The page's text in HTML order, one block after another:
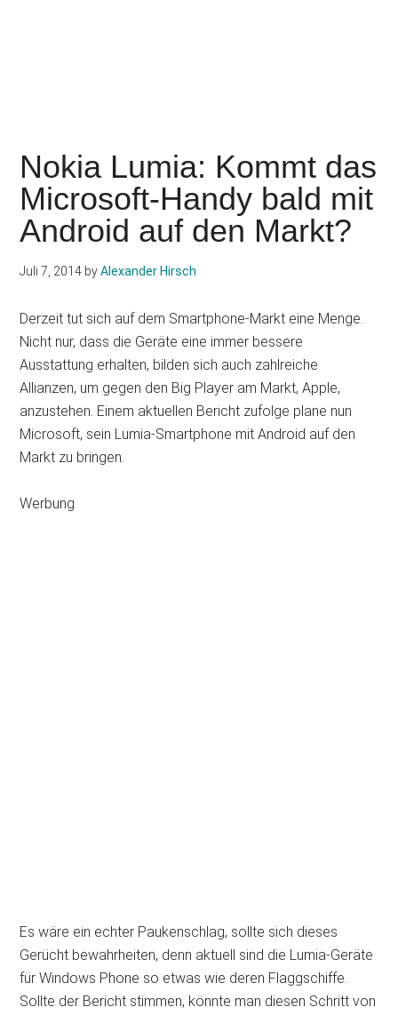
Nokia Lumia: Kommt das
Microsoft-Handy bald mit
Android auf den Markt?
Juli 7, 2014 byAlexander Hirsch
Derzeit tut sich auf dem Smartphone-Markt eine Menge.
Nicht nur, dass die Geräte eine immer bessere
Ausstattung erhalten, bilden sich auch zahlreiche
Allianzen, um gegen den Big Player am Markt, Apple,
anzustehen. Einem aktuellen Bericht zufolge plane nun
Microsoft, sein Lumia-Smartphone mit Android auf den
Markt zu bringen.
Werbung
Es wäre ein echter Paukenschlag, sollte sich dieses
Gerücht bewahrheiten, denn aktuell sind die Lumia-Geräte
für Windows Phone so etwas wie deren Flaggschiffe.
Sollte der Bericht stimmen, könnte man diesen Schritt von